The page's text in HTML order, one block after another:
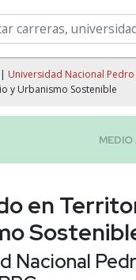
| Universidad Nacional Pedro
y Urbanismo Sostenible
en
Nacional